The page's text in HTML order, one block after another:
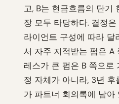
고, B는 현금흐름의 단기
장 모두 타당하다. 결정
라이언트 구성에 따라 달
서 자주 지적받는 펌은 A
레스가 큰 펌은 B 쪽으로
정 자체가 아니라, 3년 후
가 파트너 회의록에 남아